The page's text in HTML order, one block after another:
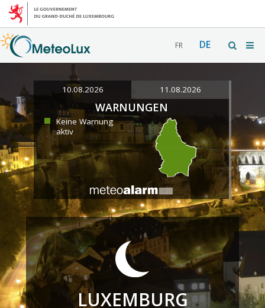
FR DE
10.08.2026 11.08.2026
WARNUNGEN
Keine Warnung
aktiv
LUXEMBURG